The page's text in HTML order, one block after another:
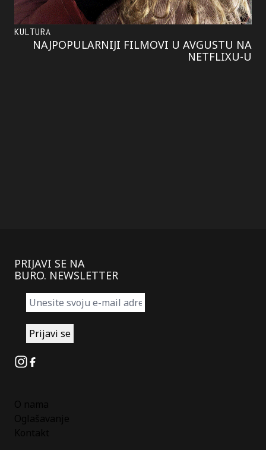
KULTURA
NAJPOPULARNIJI FILMOVI U AVGUSTU NA
NETFLIXU-U
PRIJAVI SE NA
BURO. NEWSLETTER
Instagram
Facebook